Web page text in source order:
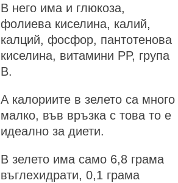
В него има и глюкоза,
фолиева киселина, калий,
калций, фосфор, пантотенова
киселина, витамини PP, група
B.
А калориите в зелето са много
малко, във връзка с това то е
идеално за диети.
В зелето има само 6,8 грама
въглехидрати, 0,1 грама